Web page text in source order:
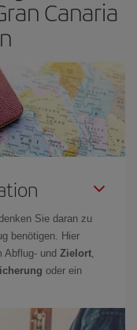
Canaria
Sie daran zu
benötigen. Hier
Abflug- und Zielort
oder ein